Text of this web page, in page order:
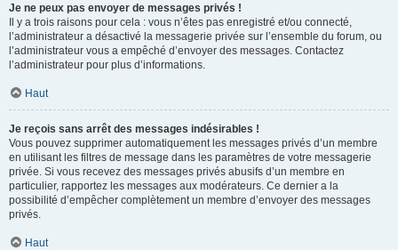
Je ne peux pas envoyer de messages privés !
Il y a trois raisons pour cela : vous n’êtes pas enregistré et/ou connecté,
l’administrateur a désactivé la messagerie privée sur l’ensemble du forum, ou
l’administrateur vous a empêché d’envoyer des messages. Contactez
l’administrateur pour plus d’informations.
Haut
Je reçois sans arrêt des messages indésirables !
Vous pouvez supprimer automatiquement les messages privés d’un membre
en utilisant les filtres de message dans les paramètres de votre messagerie
privée. Si vous recevez des messages privés abusifs d’un membre en
particulier, rapportez les messages aux modérateurs. Ce dernier a la
possibilité d’empêcher complètement un membre d’envoyer des messages
privés.
Haut